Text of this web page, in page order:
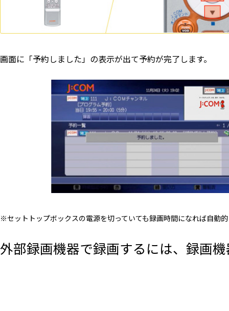
画面に「予約しました」の表示が出て予約が完了します。
※セットトップボックスの電源を切っていても録画時間になれば自動
外部録画機器で録画するには、録画